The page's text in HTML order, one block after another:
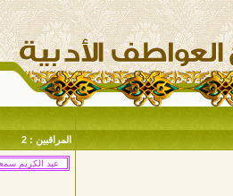
المراقبين : 2